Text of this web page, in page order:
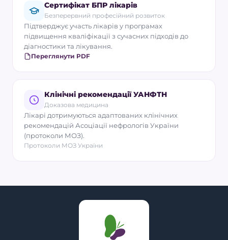
Сертифікат БПР лікарів
Безперервний професійний розвиток
Підтверджує участь лікарів у програмах
підвищення кваліфікації з сучасних підходів до
діагностики та лікування.
Переглянути PDF
Клінічні рекомендації УАНФТН
Доказова медицина
Лікарі дотримуються адаптованих клінічних
рекомендацій Асоціації нефрологів України
(протоколи МОЗ).
Протоколи МОЗ України